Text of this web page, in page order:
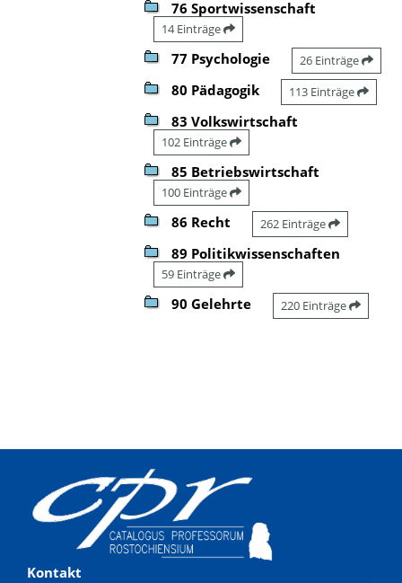
76 Sportwissenschaft
14 Einträge
77 Psychologie 26 Einträge
80 Pädagogik 113 Einträge
83 Volkswirtschaft
102 Einträge
85 Betriebswirtschaft
100 Einträge
86 Recht 262 Einträge
89 Politikwissenschaften
59 Einträge
90 Gelehrte 220 Einträge
Kontakt